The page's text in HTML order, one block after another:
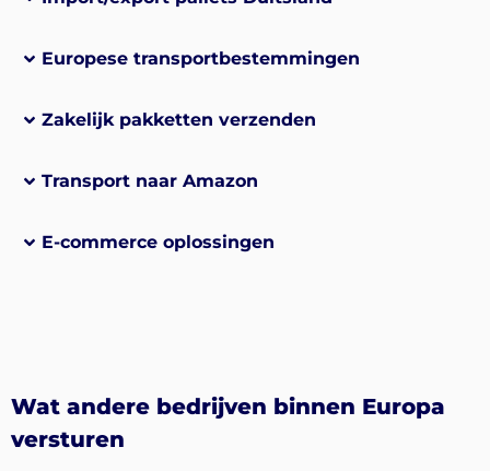
Europese transportbestemmingen
Zakelijk pakketten verzenden
Transport naar Amazon
E-commerce oplossingen
Wat andere bedrijven binnen Europa
versturen